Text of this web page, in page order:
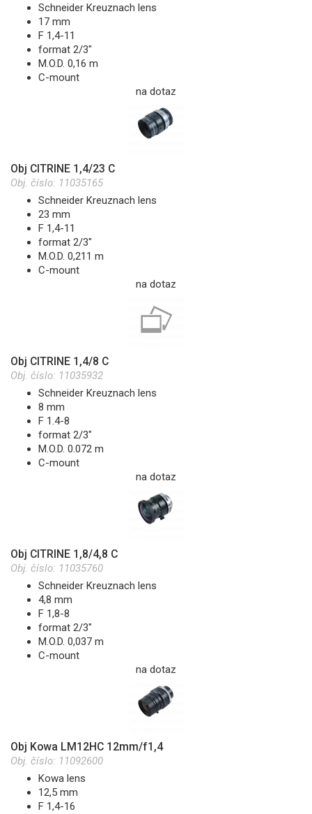
Schneider Kreuznach lens
17 mm
F 1,4-11
format 2/3"
M.O.D. 0,16 m
C-mount
na dotaz
Obj CITRINE 1,4/23 C
Obj. číslo: 11035165
Schneider Kreuznach lens
23 mm
F 1,4-11
format 2/3"
M.O.D. 0,211 m
C-mount
na dotaz
Obj CITRINE 1,4/8 C
Obj. číslo: 11035932
Schneider Kreuznach lens
8 mm
F 1.4-8
format 2/3"
M.O.D. 0.072 m
C-mount
na dotaz
Obj CITRINE 1,8/4,8 C
Obj. číslo: 11035760
Schneider Kreuznach lens
4,8 mm
F 1,8-8
format 2/3"
M.O.D. 0,037 m
C-mount
na dotaz
Obj Kowa LM12HC 12mm/f1,4
Obj. číslo: 11092600
Kowa lens
12,5 mm
F 1,4-16